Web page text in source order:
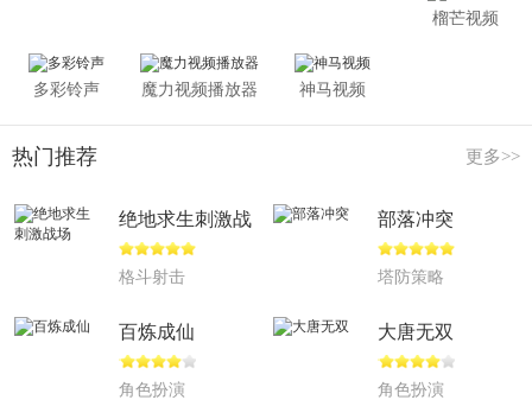
儿，你会发现原来过英语四六级也可以如此的优雅。追剧，
过级，根本停不下来！
诚意推荐！无需多说，请速度下载体验惊喜！反正我是
信了。
调整播放界面比例：播放界面黄金比例，作为APP也要
美，想来就来！
增加小秘书服务：小秘书提醒更新最新美剧。海量剧
榴芒视频
多彩铃声 魔力视频播放器 神马视频
更多>>
热门推荐
绝地求生刺激战
场
格斗射击
部落冲突
塔防策略
百炼成仙
角色扮演
大唐无双
角色扮演